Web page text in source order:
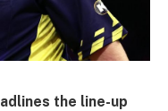
the line-up